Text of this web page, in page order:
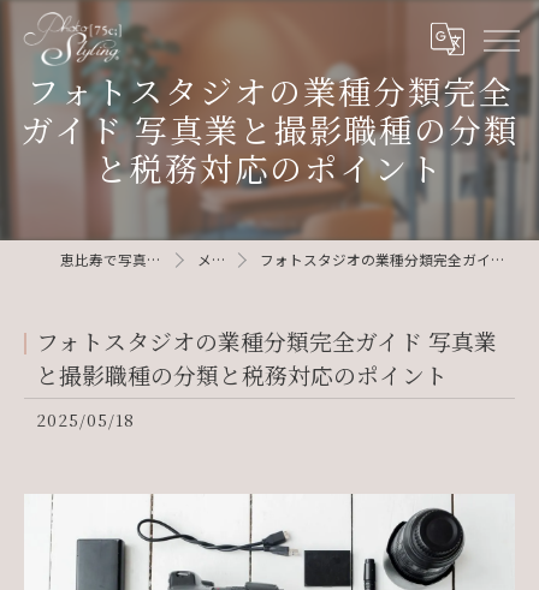
フォトスタジオの業種分類完全
ガイド 写真業と撮影職種の分類
と税務対応のポイント
恵比寿で写真ならphotostyling75c メディア フォトスタジオの業種分類完全ガイド 写真業と撮影職種の分類と税務対応のポイント
フォトスタジオの業種分類完全ガイド 写真業
と撮影職種の分類と税務対応のポイント
2025/05/18